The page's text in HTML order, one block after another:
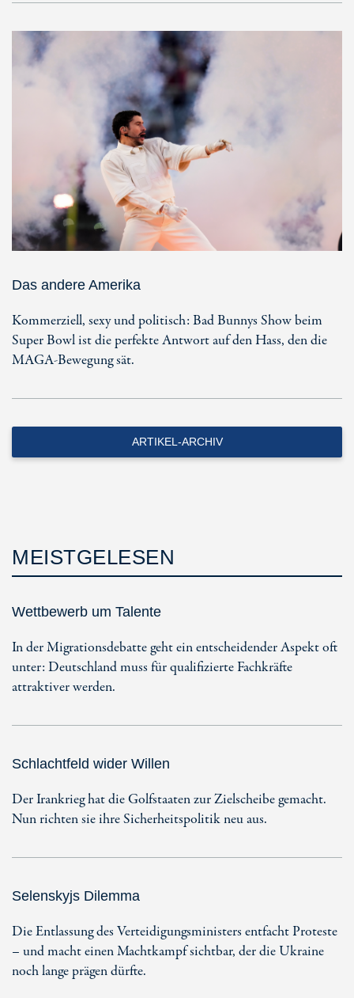
Das andere Amerika
Kommerziell, sexy und politisch: Bad Bunnys Show beim
Super Bowl ist die perfekte Antwort auf den Hass, den die
MAGA-Bewegung sät.
ARTIKEL-ARCHIV
MEISTGELESEN
Wettbewerb um Talente
In der Migrationsdebatte geht ein entscheidender Aspekt oft
unter: Deutschland muss für qualifizierte Fachkräfte
attraktiver werden.
Schlachtfeld wider Willen
Der Irankrieg hat die Golfstaaten zur Zielscheibe gemacht.
Nun richten sie ihre Sicherheitspolitik neu aus.
Selenskyjs Dilemma
Die Entlassung des Verteidigungsministers entfacht Proteste
– und macht einen Machtkampf sichtbar, der die Ukraine
noch lange prägen dürfte.